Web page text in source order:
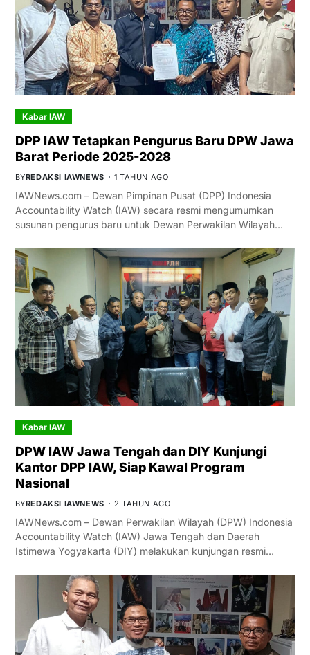
Kabar IAW
DPP IAW Tetapkan Pengurus Baru DPW Jawa
Barat Periode 2025-2028
BYREDAKSI IAWNEWS 1 TAHUN AGO
IAWNews.com – Dewan Pimpinan Pusat (DPP) Indonesia
Accountability Watch (IAW) secara resmi mengumumkan
susunan pengurus baru untuk Dewan Perwakilan Wilayah…
Kabar IAW
DPW IAW Jawa Tengah dan DIY Kunjungi
Kantor DPP IAW, Siap Kawal Program
Nasional
BYREDAKSI IAWNEWS 2 TAHUN AGO
IAWNews.com – Dewan Perwakilan Wilayah (DPW) Indonesia
Accountability Watch (IAW) Jawa Tengah dan Daerah
Istimewa Yogyakarta (DIY) melakukan kunjungan resmi…